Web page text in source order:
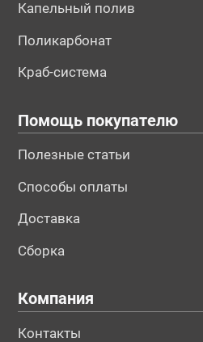
Капельный полив
Поликарбонат
Краб-система
Помощь покупателю
Полезные статьи
Способы оплаты
Доставка
Сборка
Компания
Контакты